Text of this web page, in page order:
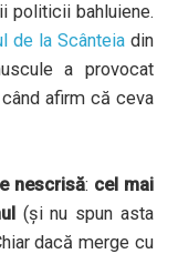
politicii bahluiene.
de la Scânteiadin
a provocat
afirm că ceva
nescrisă: cel mai
(și nu spun asta
dacă merge cu